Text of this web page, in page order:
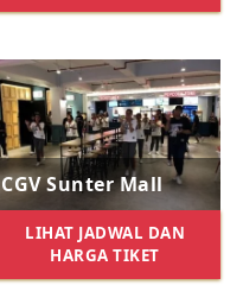
CGV Sunter Mall
LIHAT JADWAL DAN
HARGA TIKET